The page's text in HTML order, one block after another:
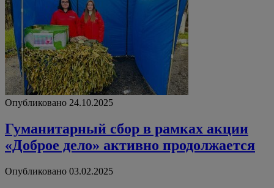
Опубликовано 24.10.2025
Гуманитарный сбор в рамках акции
«Доброе дело» активно продолжается
Опубликовано 03.02.2025